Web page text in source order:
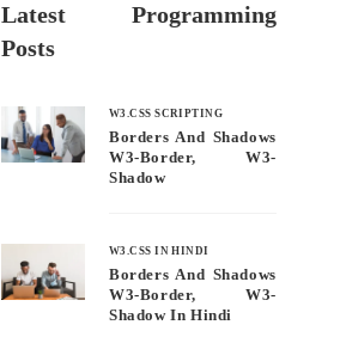
Latest Programming
Posts
W3.CSS SCRIPTING
Borders And Shadows
W3-Border, W3-
Shadow
W3.CSS IN HINDI
Borders And Shadows
W3-Border, W3-
Shadow In Hindi